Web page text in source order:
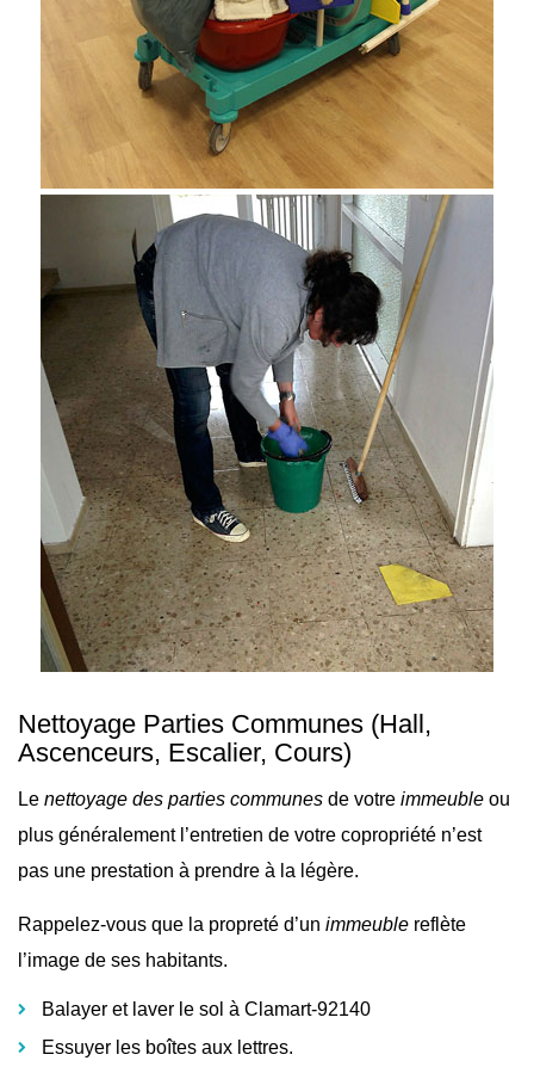
Nettoyage Parties Communes (Hall,
Ascenceurs, Escalier, Cours)
Le nettoyage des parties communes de votre immeuble ou
plus généralement l’entretien de votre copropriété n’est
pas une prestation à prendre à la légère.
Rappelez-vous que la propreté d’un immeuble reflète
l’image de ses habitants.
Balayer et laver le sol à Clamart-92140
Essuyer les boîtes aux lettres.